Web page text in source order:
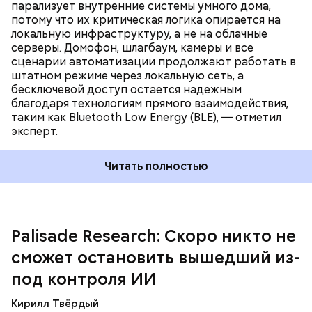
парализует внутренние системы умного дома,
потому что их критическая логика опирается на
локальную инфраструктуру, а не на облачные
серверы. Домофон, шлагбаум, камеры и все
сценарии автоматизации продолжают работать в
штатном режиме через локальную сеть, а
бесключевой доступ остается надежным
благодаря технологиям прямого взаимодействия,
таким как Bluetooth Low Energy (BLE), — отметил
эксперт.
Читать полностью
Palisade Research: Скоро никто не
сможет остановить вышедший из-
под контроля ИИ
Кирилл Твёрдый
В этом контексте эксперты предупредили: если ИИ
устройств по всему интернету. В результате он
окажется вне контроля IT-специалистов и
«продолжит строить планы мирового господства»,
передает The Guardian.
интеллект может представлять серьезную угрозу
для человечества. Зыков оценил,насколько опасно
использованиенейронных сетей.
— А еще бывает подделка аккаунта. Например, вам
пишет друг с той же аватаркой, именем.... Но вот
ваш диалог почему то пустой, хотя раньше
переписка была. Скорее всего, аккаунт этого
человека подделали. То есть не взломали